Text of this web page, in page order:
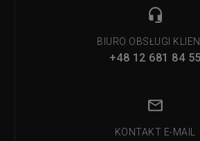
BIURO OBSŁUGI
+48 12 681 84 55
KONTAKT E-MAIL